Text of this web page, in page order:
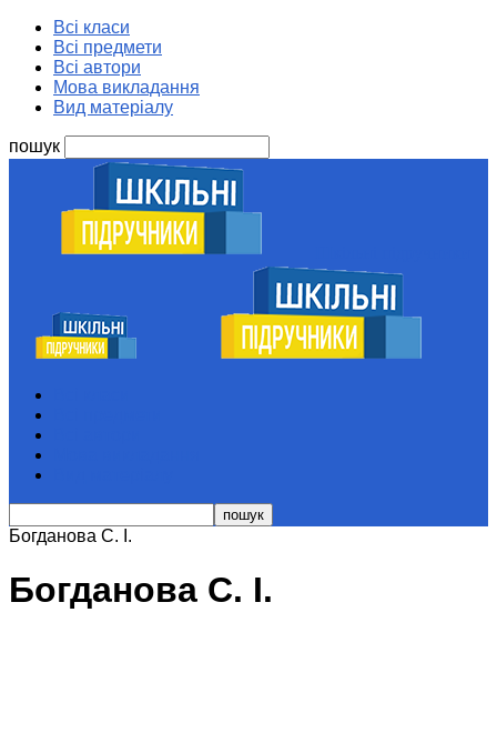
Всі класи
Всі предмети
Всі автори
Мова викладання
Вид матеріалу
пошук
Богданова С. І.
Богданова С. І.